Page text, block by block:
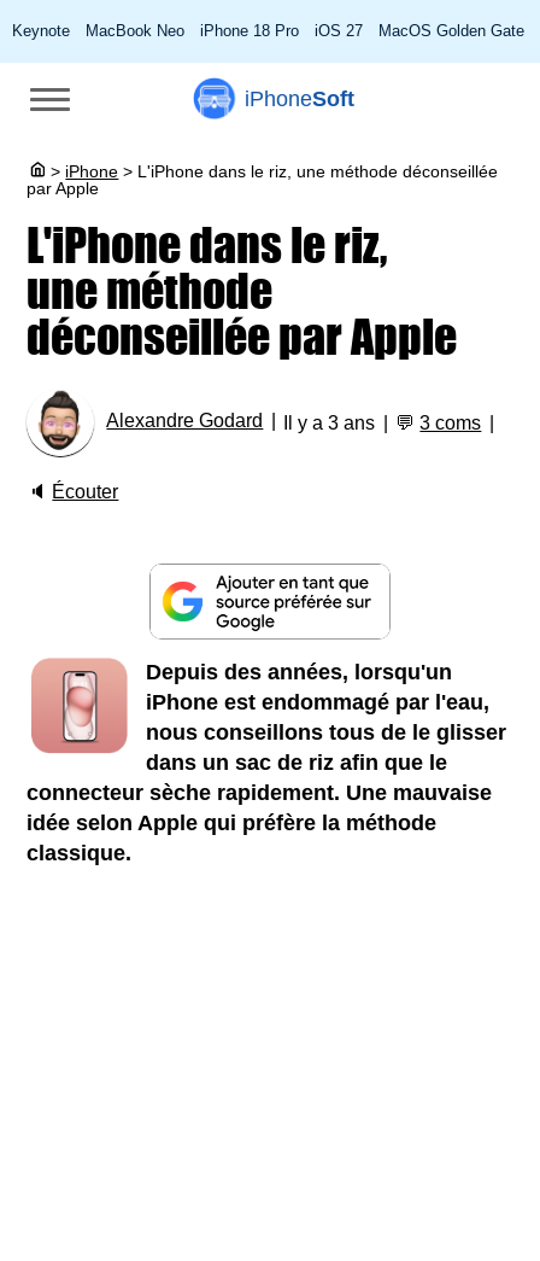
Keynote MacBook Neo iPhone 18 Pro iOS 27 MacOS Golden Gate
iPhoneSoft
> iPhone > L'iPhone dans le riz, une méthode déconseillée
par Apple
L'iPhone dans le riz,
une méthode
déconseillée par Apple
Alexandre Godard Il y a 3 ans 💬3 coms
🔈 Écouter
Depuis des années, lorsqu'un
iPhone est endommagé par l'eau,
nous conseillons tous de le glisser
dans un sac de riz afin que le
connecteur sèche rapidement. Une mauvaise
idée selon Apple qui préfère la méthode
classique.